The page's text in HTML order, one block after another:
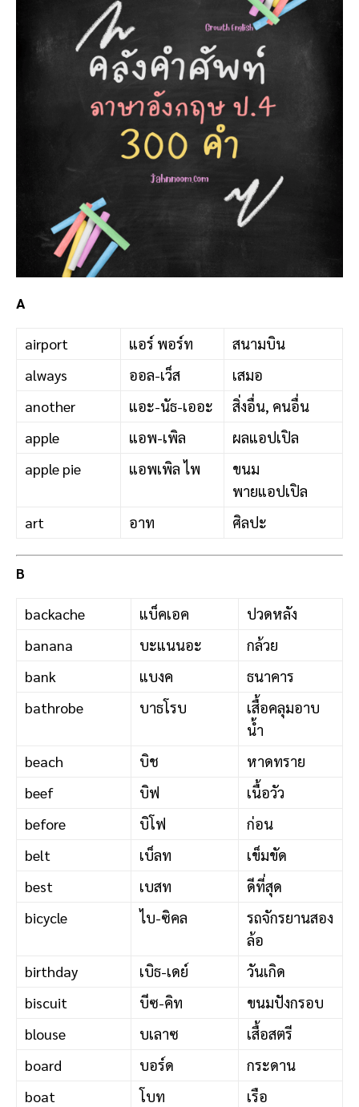
A
airport แอร์ พอร์ท
สนามบิน
always
ออล-เว็ส
เสมอ
another
แอะ-นัธ-เออะ
สิ่งอื่น, คนอื่น
apple
แอพ-เพิล
ผลแอปเปิล
apple pie
แอพเพิล ไพ
ขนม
พายแอปเปิล
art
อาท ศิลปะ
B
backache แบ็คเอค
ปวดหลัง
banana
บะแนนอะ
กล้วย
bank
แบงค
ธนาคาร
bathrobe
บาธโรบ
เสื้อคลุมอาบ
น้ำ
beach
บิช
หาดทราย
beef
บิฟ
เนื้อวัว
before
บิโฟ
ก่อน
belt
เบ็ลท
เข็มขัด
best
เบสท
ดีที่สุด
bicycle
ไบ-ซิคล
รถจักรยานสอง
ล้อ
birthday
เบิธ-เดย์
วันเกิด
biscuit
บีซ-คิท
ขนมปังกรอบ
blouse
บเลาซ
เสื้อสตรี
board
บอร์ด
กระดาน
boat
โบท เรือ